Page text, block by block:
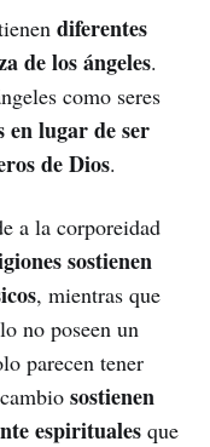
diferentes
de los ángeles.
como seres
en lugar de ser
de Dios.
a la corporeidad
sostienen
, mientras que
no poseen un
parecen tener
sostienen
espirituales que